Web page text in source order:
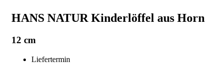
HANS NATUR Kinderlöffel aus Horn
12 cm
Liefertermin